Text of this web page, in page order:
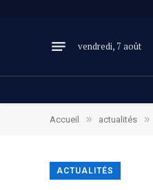
vendredi, 7 août
Accueil » actualités »
ACTUALITÉS